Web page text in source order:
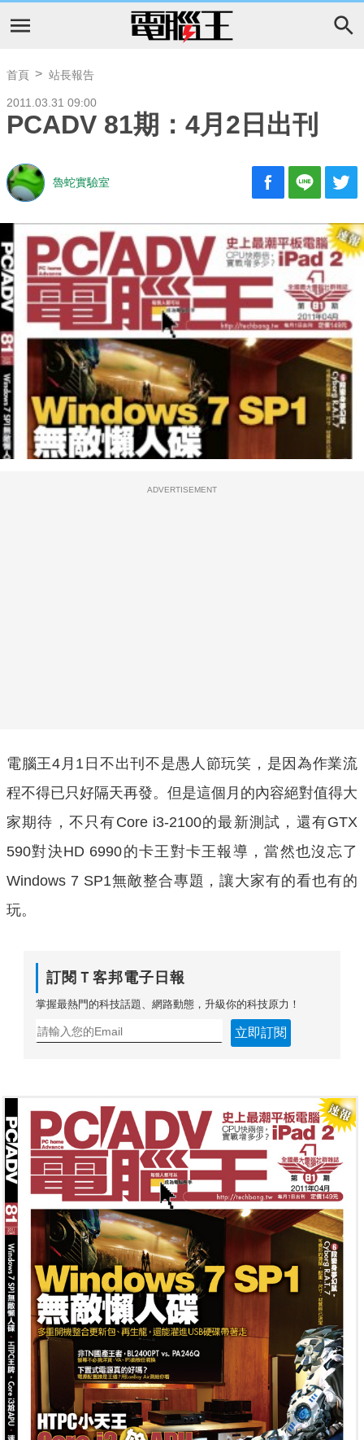
首頁 站長報告
2011.03.31 09:00
PCADV 81期：4月2日出刊
魯蛇實驗室
ADVERTISEMENT
電腦王4月1日不出刊不是愚人節玩笑，是因為作業流
程不得已只好隔天再發。但是這個月的內容絕對值得大
家期待，不只有Core i3-2100的最新測試，還有GTX
590對決HD 6990的卡王對卡王報導，當然也沒忘了
Windows 7 SP1無敵整合專題，讓大家有的看也有的
玩。
訂閱Ｔ客邦電子日報
掌握最熱門的科技話題、網路動態，升級你的科技原力！
立即訂閱